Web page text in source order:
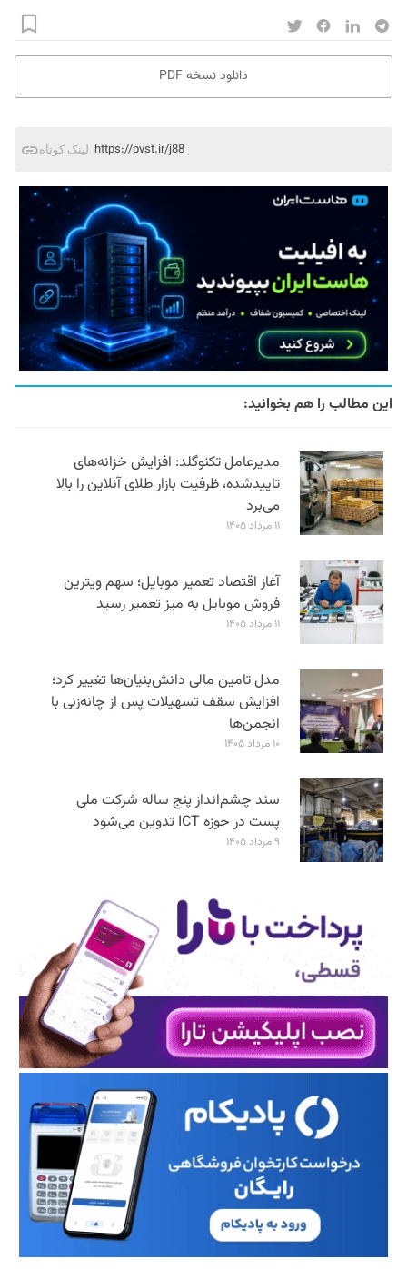
دانلود نسخه PDF
لینک کوتاه https://pvst.ir/j88
این مطالب را هم بخوانید:
مدیرعامل تکنوگلد: افزایش خزانه‌های
تاییدشده، ظرفیت بازار طلای آنلاین را بالا
می‌برد
۱۱ مرداد ۱۴۰۵
آغاز اقتصاد تعمیر موبایل؛ سهم ویترین
فروش موبایل به میز تعمیر رسید
۱۱ مرداد ۱۴۰۵
مدل تامین مالی دانش‌بنیان‌ها تغییر کرد؛
افزایش سقف تسهیلات پس از چانه‌زنی با
انجمن‌ها
۱۰ مرداد ۱۴۰۵
سند چشم‌انداز پنج ساله شرکت ملی
پست در حوزه ICT تدوین می‌شود
۹ مرداد ۱۴۰۵